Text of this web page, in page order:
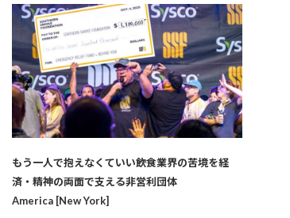
もう一人で抱えなくていい――飲食業界の苦境を経
済・精神の両面で支える非営利団体
America [New York]